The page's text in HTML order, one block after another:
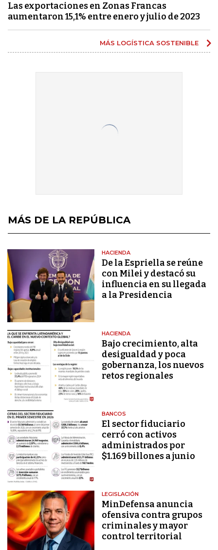
Las exportaciones en Zonas Francas
aumentaron 15,1% entre enero y julio de 2023
MÁS LOGÍSTICA SOSTENIBLE
MÁS DE LA REPÚBLICA
HACIENDA
De la Espriella se reúne
con Milei y destacó su
influencia en su llegada
a la Presidencia
HACIENDA
Bajo crecimiento, alta
desigualdad y poca
gobernanza, los nuevos
retos regionales
BANCOS
El sector fiduciario
cerró con activos
administrados por
$1.169 billones a junio
LEGISLACIÓN
MinDefensa anuncia
ofensiva contra grupos
criminales y mayor
control territorial